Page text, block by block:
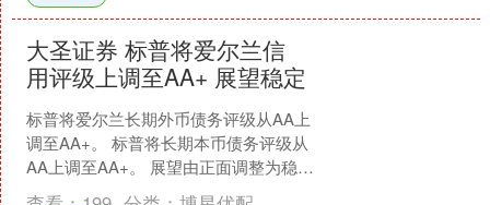
大圣证券 标普将爱尔兰信
用评级上调至AA+ 展望稳定
标普将爱尔兰长期外币债务评级从AA上
调至AA+。 标普将长期本币债务评级从
AA上调至AA+。 展望由正面调整为稳
定。 评论与背景 “稳定的展望反映在爱尔